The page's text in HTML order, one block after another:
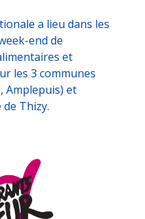
a lieu dans les
end de
et
les 3 communes
Amplepuis) et
de Thizy.